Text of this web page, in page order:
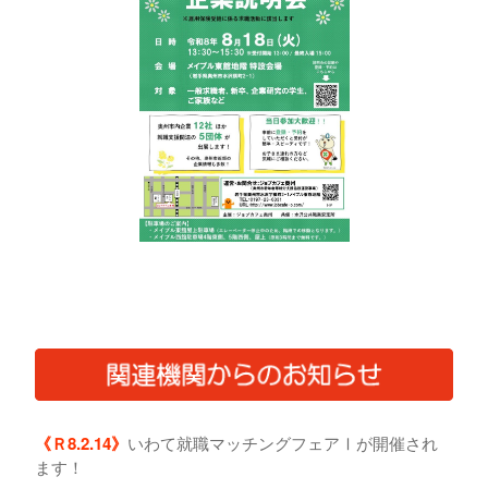
《Ｒ8.2.14》 いわて就職マッチングフェアⅠが開催され
ます！